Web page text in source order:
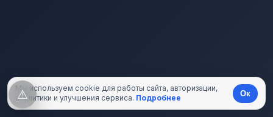
⚠
Мы используем cookie для работы сайта, авторизации,
аналитики и улучшения сервиса. Подробнее Ок